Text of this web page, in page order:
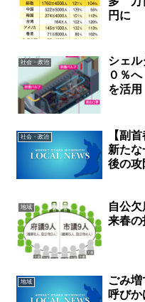
円に
社会・政治
シェ
０％
を活用
社会・政治
【副
新た
後の攻
地域
自公
来春の
地域
ごみ
呼びか